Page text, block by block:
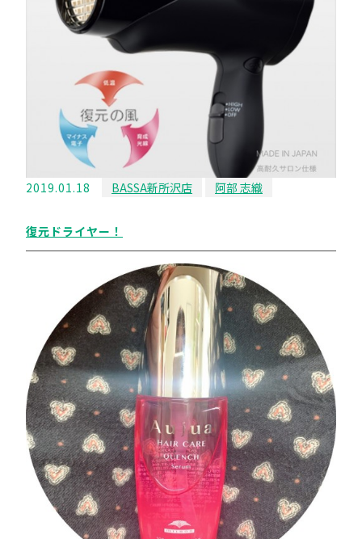
2019.01.18 BASSA新所沢店 阿部 志織
復元ドライヤー！